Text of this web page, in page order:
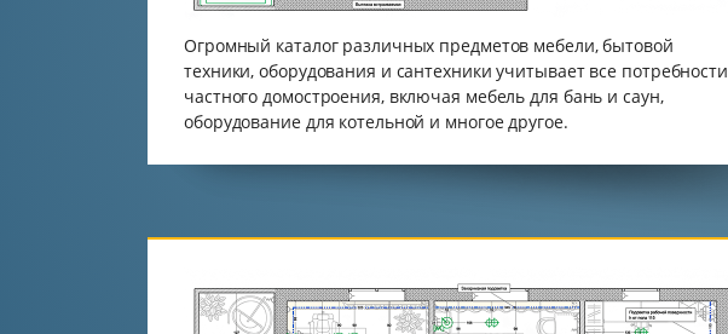
Огромный каталог различных предметов мебели, бытовой
техники, оборудования и сантехники учитывает все потребности
частного домостроения, включая мебель для бань и саун,
оборудование для котельной и многое другое.